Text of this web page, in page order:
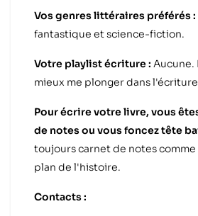
Vos genres littéraires préférés :
fantastique et science-fiction.
Votre playlist écriture : Aucune.
mieux me plonger dans
Pour écrire votre livre, vous
de notes ou vous foncez tête
toujours carnet de notes
plan de l'histoire.
Contacts :